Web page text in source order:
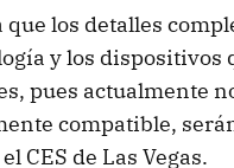
que los detalles
y los dispositivos
pues actualmente
compatible,
CES de Las Vegas.